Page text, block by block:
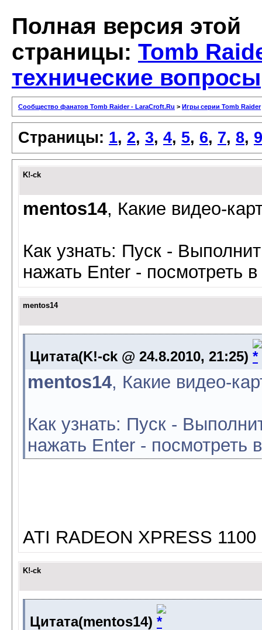
Полная версия этой
страницы: Tomb
технические вопросы
Сообщество фанатов Tomb Raider - LaraCroft.Ru > Игры серии Tomb Raider
Страницы: 1, 2, 3, 4, 5, 6, 7, 8, 9
K!-ck
mentos14, Какие видео-
Как узнать: Пуск -
нажать Enter - посмотреть в
mentos14
Цитата(K!-ck @ 24.8.2010, 21:25)
mentos14, Какие видео-
Как узнать: Пуск -
нажать Enter - посмотреть
ATI RADEON XPRESS 1100
K!-ck
Цитата(mentos14)